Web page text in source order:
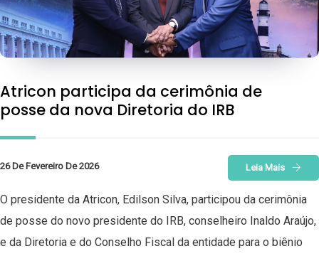
Atricon participa da cerimônia de
posse da nova Diretoria do IRB
26 De Fevereiro De 2026 Leia Mais
O presidente da Atricon, Edilson Silva, participou da cerimônia
de posse do novo presidente do IRB, conselheiro Inaldo Araújo,
e da Diretoria e do Conselho Fiscal da entidade para o biênio